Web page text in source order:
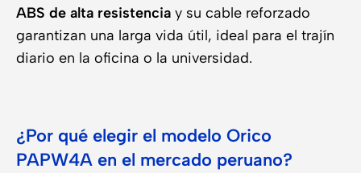
ABS de alta resistencia y su cable reforzado
garantizan una larga vida útil, ideal para el trajín
diario en la oficina o la universidad.
¿Por qué elegir el modelo Orico
PAPW4A en el mercado peruano?